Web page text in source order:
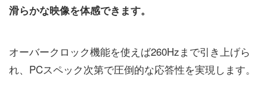
滑らかな映像を体感できます。
オーバークロック機能を使えば260Hzまで引き上げら
れ、PCスペック次第で圧倒的な応答性を実現します。